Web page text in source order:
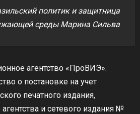
политик и защитница
среды Марина Сильва
агентство «ПроВИЭ».
о постановке на учет
печатного издания,
и сетевого издания №